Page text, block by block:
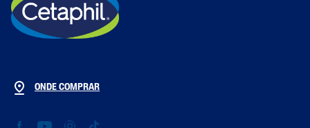
Tipos De Pele
ONDE COMPRAR